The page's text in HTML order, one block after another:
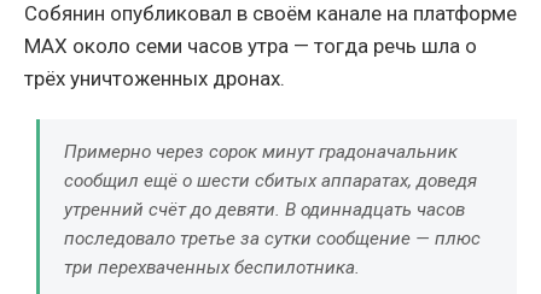
Собянин опубликовал в своём канале на платформе
МАХ около семи часов утра — тогда речь шла о
трёх уничтоженных дронах.
Примерно через сорок минут градоначальник
сообщил ещё о шести сбитых аппаратах, доведя
утренний счёт до девяти. В одиннадцать часов
последовало третье за сутки сообщение — плюс
три перехваченных беспилотника.